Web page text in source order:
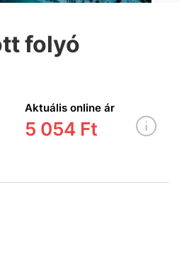
folyó
Aktuális online ár
5 054 Ft